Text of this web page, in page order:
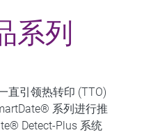
系列
直引领热转印 (TTO)
系列进行推
Detect-Plus 系统